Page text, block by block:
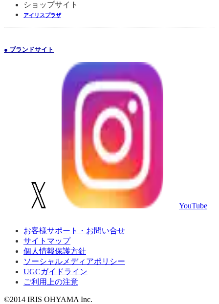
ショップサイト
アイリスプラザ
● ブランドサイト
YouTube
お客様サポート・お問い合せ
サイトマップ
個人情報保護方針
ソーシャルメディアポリシー
UGCガイドライン
ご利用上の注意
©2014 IRIS OHYAMA Inc.